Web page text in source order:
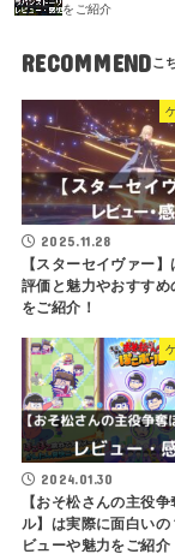
をご紹介
RECOMMEND
2025.11.28
【スターセイヴァー
評価と魅力やおすすめ
をご紹介！
2024.01.30
【おそ松さんの主役
ル】は実際に面白いの
ビューや魅力をご紹介